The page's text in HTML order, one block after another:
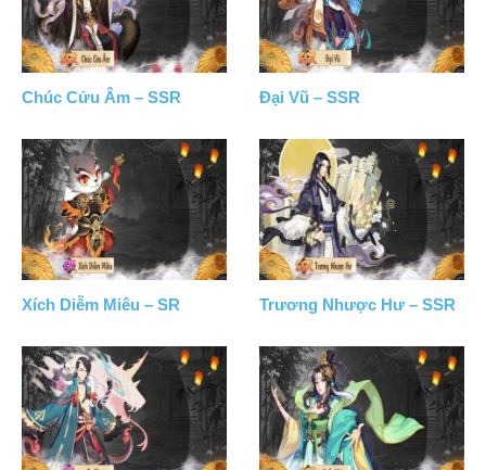
Chúc Cửu Âm – SSR Đại Vũ – SSR
Xích Diễm Miêu – SR Trương Nhược Hư – SSR